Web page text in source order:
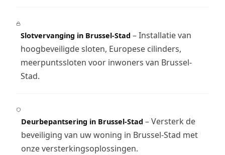
Slotvervanging in Brussel-Stad – Installatie van
hoogbeveiligde sloten, Europese cilinders,
meerpuntssloten voor inwoners van Brussel-
Stad.
Deurbepantsering in Brussel-Stad – Versterk de
beveiliging van uw woning in Brussel-Stad met
onze versterkingsoplossingen.